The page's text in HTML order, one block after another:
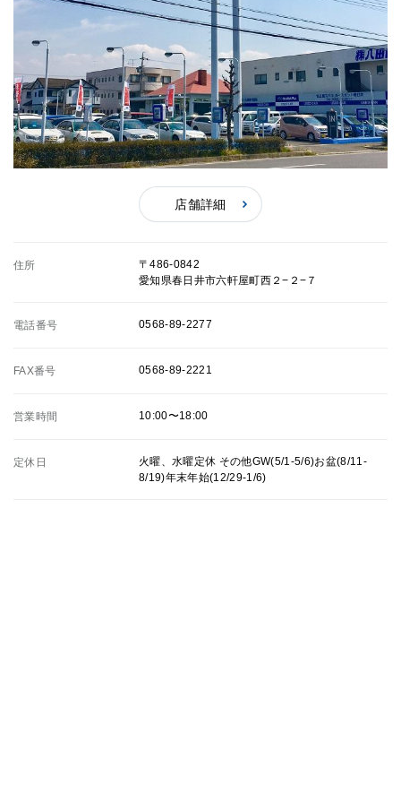
店舗詳細
住所
〒486-0842
愛知県春日井市六軒屋町西２−２−７
電話番号 0568-89-2277
FAX番号 0568-89-2221
営業時間 10:00〜18:00
定休日
火曜、水曜定休 その他GW(5/1-5/6)お盆(8/11-
8/19)年末年始(12/29-1/6)